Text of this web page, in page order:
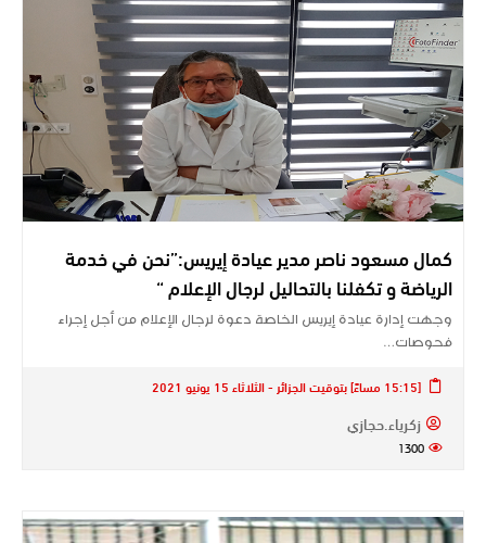
كمال مسعود ناصر مدير عيادة إيريس:”نحن في خدمة
الرياضة و تكفلنا بالتحاليل لرجال الإعلام “
وجهت إدارة عيادة إيريس الخاصة دعوة لرجال الإعلام من أجل إجراء
فحوصات…
[15:15 مساءً] بتوقيت الجزائر - الثلاثاء 15 يونيو 2021
زكرياء.حجازي
1300